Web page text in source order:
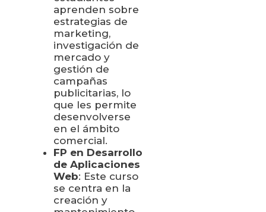
aprenden sobre
estrategias de
marketing,
investigación de
mercado y
gestión de
campañas
publicitarias, lo
que les permite
desenvolverse
en el ámbito
comercial.
FP en Desarrollo
de Aplicaciones
Web: Este curso
se centra en la
creación y